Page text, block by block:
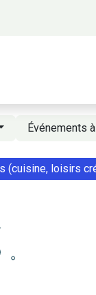
Événements
(cuisine, loisirs